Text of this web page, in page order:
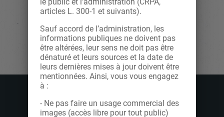
articles L. 300-1 et suivants).
Sauf accord de l’administration, les
informations publiques ne doivent pas
être altérées, leur sens ne doit pas être
dénaturé et leurs sources et la date de
leurs dernières mises à jour doivent être
mentionnées. Ainsi, vous vous engagez
à :
- Ne pas faire un usage commercial des
images (accès libre pour tout public)